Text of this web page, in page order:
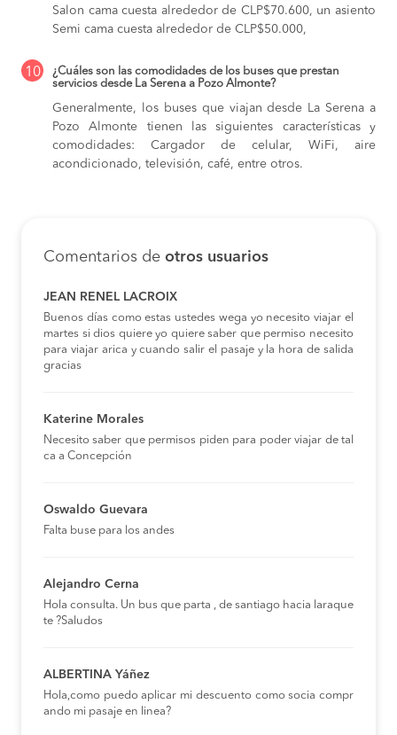
Salon cama cuesta alrededor de CLP$70.600, un asiento
Semi cama cuesta alrededor de CLP$50.000,
10
¿Cuáles son las comodidades de los buses que prestan
servicios desde La Serena a Pozo Almonte?
Generalmente, los buses que viajan desde La Serena a
Pozo Almonte tienen las siguientes características y
comodidades: Cargador de celular, WiFi, aire
acondicionado, televisión, café, entre otros.
Comentarios de otros usuarios
JEAN RENEL LACROIX
Buenos días como estas ustedes wega yo necesito viajar el
martes si dios quiere yo quiere saber que permiso necesito
para viajar arica y cuando salir el pasaje y la hora de salida
gracias
Katerine Morales
Necesito saber que permisos piden para poder viajar de tal
ca a Concepción
Oswaldo Guevara
Falta buse para los andes
Alejandro Cerna
Hola consulta. Un bus que parta , de santiago hacia laraque
te ?Saludos
ALBERTINA Yáñez
Hola,como puedo aplicar mi descuento como socia compr
ando mi pasaje en linea?